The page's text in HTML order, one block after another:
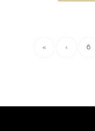
« ‹ 6